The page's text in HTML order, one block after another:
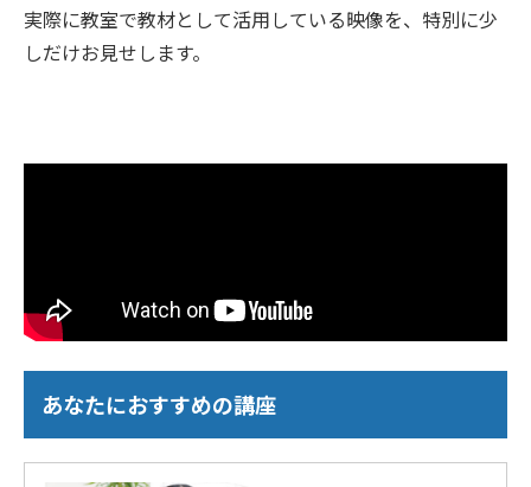
実際に教室で教材として活用している映像を、特別に少
しだけお見せします。
あなたにおすすめの講座